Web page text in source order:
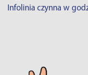
Infolinia czynna w